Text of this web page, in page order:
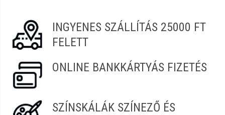
INGYENES SZÁLLÍTÁS 25000 FT
FELETT
ONLINE BANKKÁRTYÁS FIZETÉS
SZÍNSKÁLÁK SZÍNEZŐ ÉS